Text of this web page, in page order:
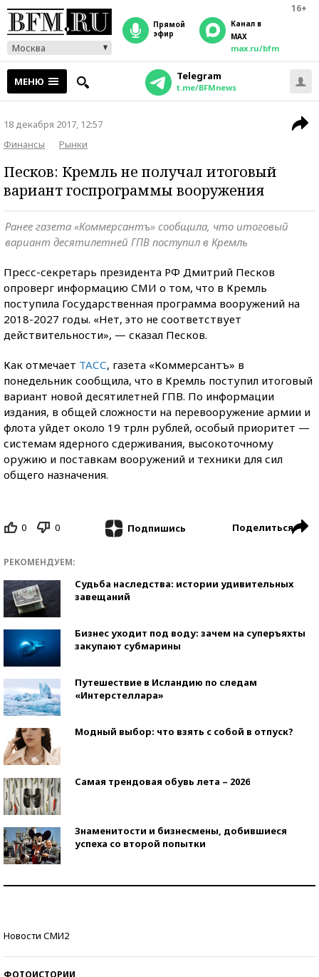
16+
Москва
прямой
эфир
Канал в
MAX
max.ru/bfm
МЕНЮ Telegram
t.me/BFMnews
18 декабря 2017, 12:57
Финансы
Рынки
Песков: Кремль не получал итоговый
вариант госпрограммы вооружения
Ранее газета «Коммерсантъ» сообщила, что итоговый
вариант десятилетней ГПВ поступил в Кремль
Пресс-секретарь президента РФ Дмитрий Песков
опроверг информацию СМИ о том, что в Кремль
поступила Государственная программа вооружений на
2018-2027 годы. «Нет, это не соответствует
действительности», — сказал Песков.
Как отмечает ТАСС, газета «Коммерсантъ» в
понедельник сообщила, что в Кремль поступил итоговый
вариант новой десятилетней ГПВ. По информации
издания, в общей сложности на перевооружение армии и
флота уйдет около 19 трлн рублей, особый приоритет —
системам ядерного сдерживания, высокоточному
оружию и поставкам вооружений и техники для сил
общего назначения.
0 0 Подпишись Поделиться
РЕКОМЕНДУЕМ:
Судьба наследства: истории удивительных
завещаний
Бизнес уходит под воду: зачем на суперъяхты
закупают субмарины
Путешествие в Исландию по следам
«Интерстеллара»
Модный выбор: что взять с собой в отпуск?
Самая трендовая обувь лета – 2026
Знаменитости и бизнесмены, добившиеся
успеха со второй попытки
Новости СМИ2
ФОТОИСТОРИИ